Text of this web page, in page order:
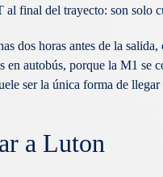
final del trayecto: son solo
dos horas antes de la
en autobús, porque la M1 se
ser la única forma de llegar
a Luton